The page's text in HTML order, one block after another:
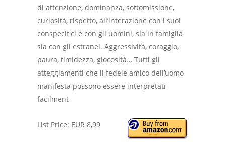
di attenzione, dominanza, sottomissione,
curiosità, rispetto, all’interazione con i suoi
conspecifici e con gli uomini, sia in famiglia
sia con gli estranei. Aggressività, coraggio,
paura, timidezza, giocosità… Tutti gli
atteggiamenti che il fedele amico dell’uomo
manifesta possono essere interpretati
facilment
List Price: EUR 8,99